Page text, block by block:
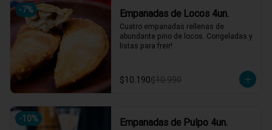
-7% Empanadas de Locos 4un.
Cuatro empanadas rellenas de
abundante pino de locos. Congeladas y
listas para freir!
$10.190$10.990
-10% Empanadas de Pulpo 4un.